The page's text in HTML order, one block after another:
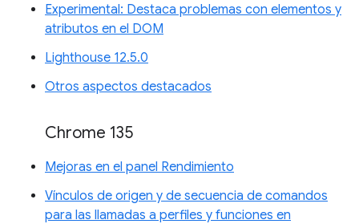
Experimental: Destaca problemas con elementos y
atributos en el DOM
Lighthouse 12.5.0
Otros aspectos destacados
Chrome 135
Mejoras en el panel Rendimiento
Vínculos de origen y de secuencia de comandos
para las llamadas a perfiles y funciones en